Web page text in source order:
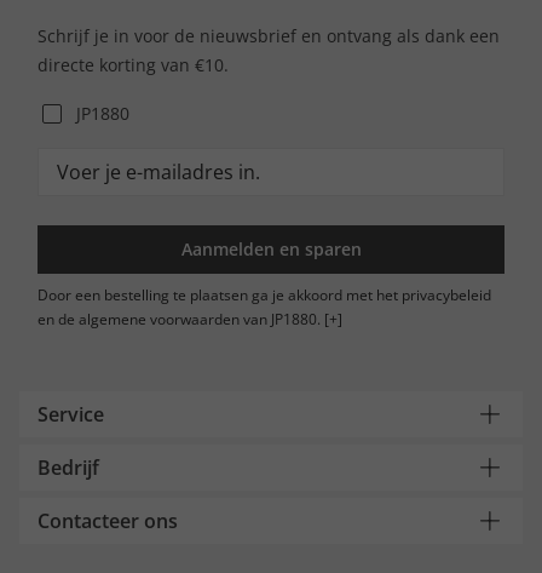
Schrijf je in voor de nieuwsbrief en ontvang als dank een
directe korting van €10.
JP1880
Aanmelden en sparen
Door een bestelling te plaatsen ga je akkoord met het privacybeleid
en de algemene voorwaarden van JP1880. [+]
Service
Bedrijf
Contacteer ons